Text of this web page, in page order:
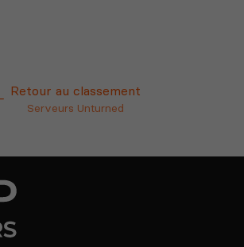
Retour au classement
Serveurs Unturned